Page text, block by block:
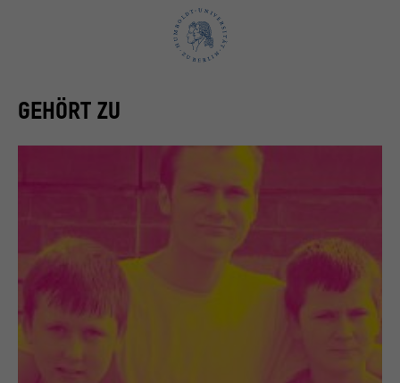
GEHÖRT ZU